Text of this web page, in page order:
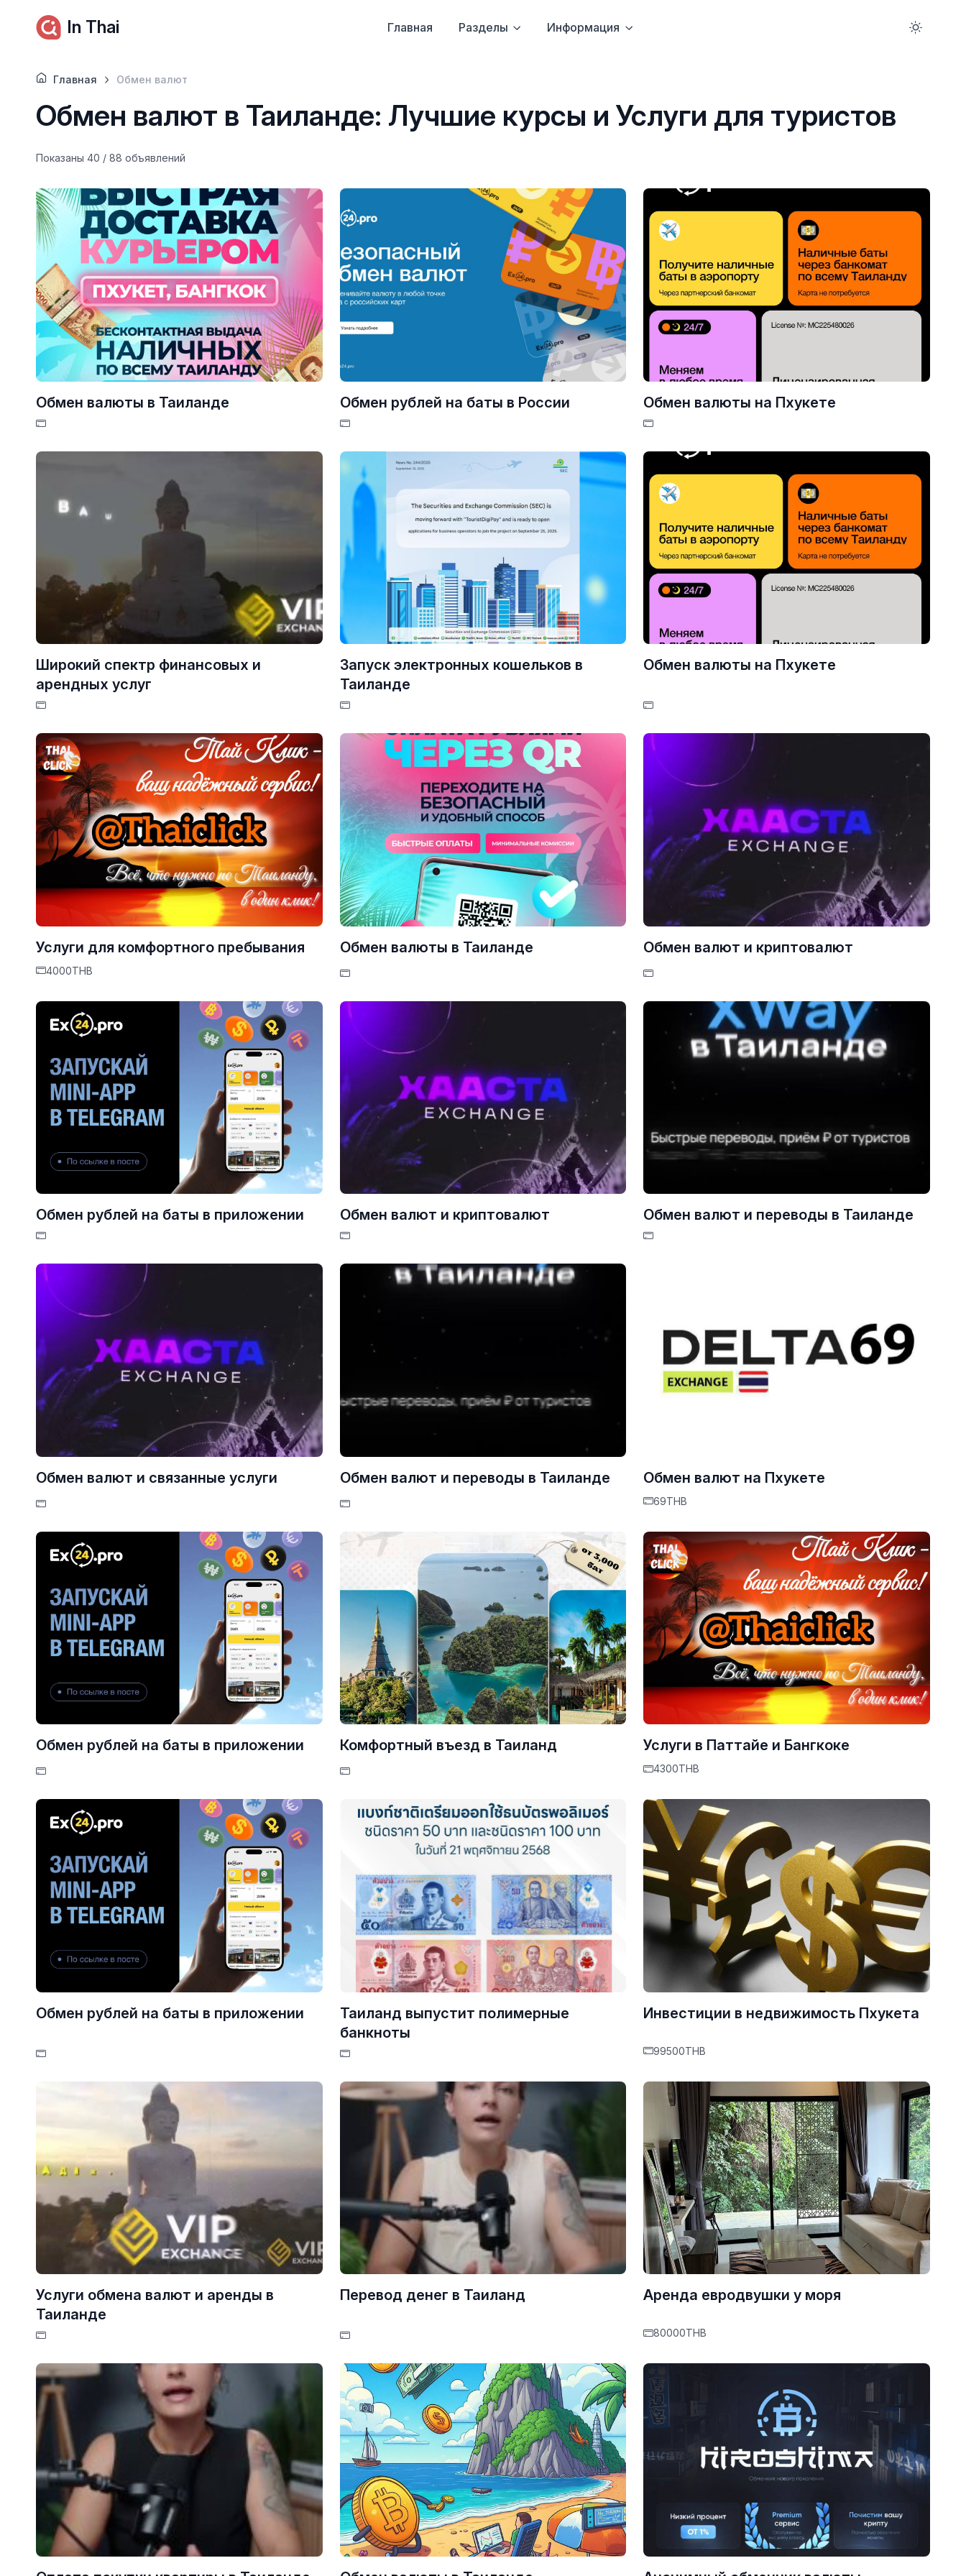
In Thai Главная Разделы Информация
Главная Обмен валют
Обмен валют в Таиланде: Лучшие курсы и Услуги для туристов
Показаны 40 / 88 объявлений
Обмен валюты в Таиланде Обмен рублей на баты в России Обмен валюты на Пхукете
Широкий спектр финансовых и
арендных услуг
Запуск электронных кошельков в
Таиланде
Обмен валюты на Пхукете
Услуги для комфортного пребывания
4000THB
Обмен валюты в Таиланде Обмен валют и криптовалют
Обмен рублей на баты в приложении Обмен валют и криптовалют Обмен валют и переводы в Таиланде
Обмен валют и связанные услуги Обмен валют и переводы в Таиланде Обмен валют на Пхукете
69THB
Обмен рублей на баты в приложении Комфортный въезд в Таиланд Услуги в Паттайе и Бангкоке
4300THB
Обмен рублей на баты в приложении
Таиланд выпустит полимерные
банкноты
Инвестиции в недвижимость Пхукета
99500THB
Услуги обмена валют и аренды в
Таиланде
Перевод денег в Таиланд Аренда евродвушки у моря
80000THB